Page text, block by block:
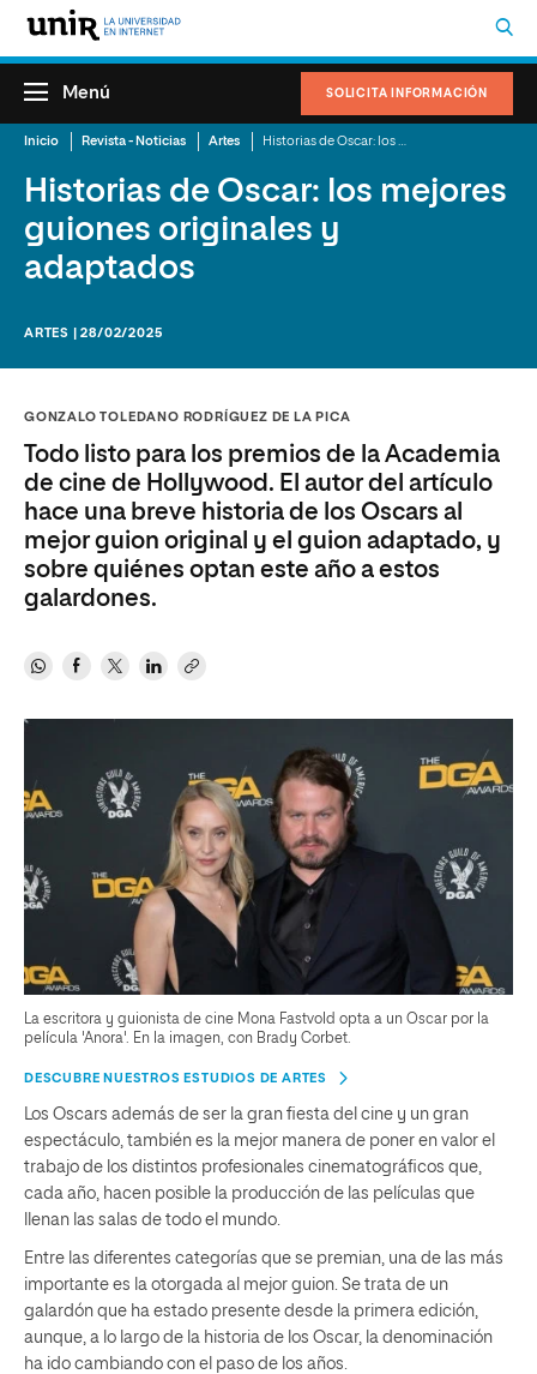
SOLICITA INFORMACIÓN
Menú
Inicio Revista - Noticias Artes
Historias de Oscar: los mejores
guiones originales y
adaptados
ARTES | 28/02/2025
GONZALO TOLEDANO RODRÍGUEZ DE LA PICA
Todo listo para los premios de la Academia
de cine de Hollywood. El autor del artículo
hace una breve historia de los Oscars al
mejor guion original y el guion adaptado, y
sobre quiénes optan este año a estos
galardones.
La escritora y guionista de cine Mona Fastvold opta a un Oscar por la
película 'Anora'. En la imagen, con Brady Corbet.
DESCUBRE NUESTROS ESTUDIOS DE ARTES
Los Oscars además de ser la gran fiesta del cine y un gran
espectáculo, también es la mejor manera de poner en valor el
trabajo de los distintos profesionales cinematográficos que,
cada año, hacen posible la producción de las películas que
llenan las salas de todo el mundo.
Entre las diferentes categorías que se premian, una de las más
importante es la otorgada al mejor guion. Se trata de un
galardón que ha estado presente desde la primera edición,
aunque, a lo largo de la historia de los Oscar, la denominación
ha ido cambiando con el paso de los años.